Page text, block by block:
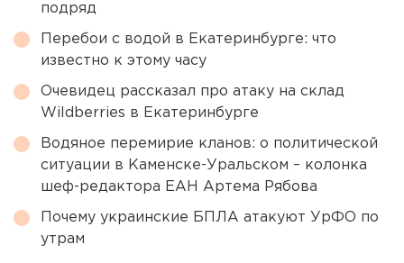
подряд
Перебои с водой в Екатеринбурге: что
известно к этому часу
Очевидец рассказал про атаку на склад
Wildberries в Екатеринбурге
Водяное перемирие кланов: о политической
ситуации в Каменске-Уральском – колонка
шеф-редактора ЕАН Артема Рябова
Почему украинские БПЛА атакуют УрФО по
утрам